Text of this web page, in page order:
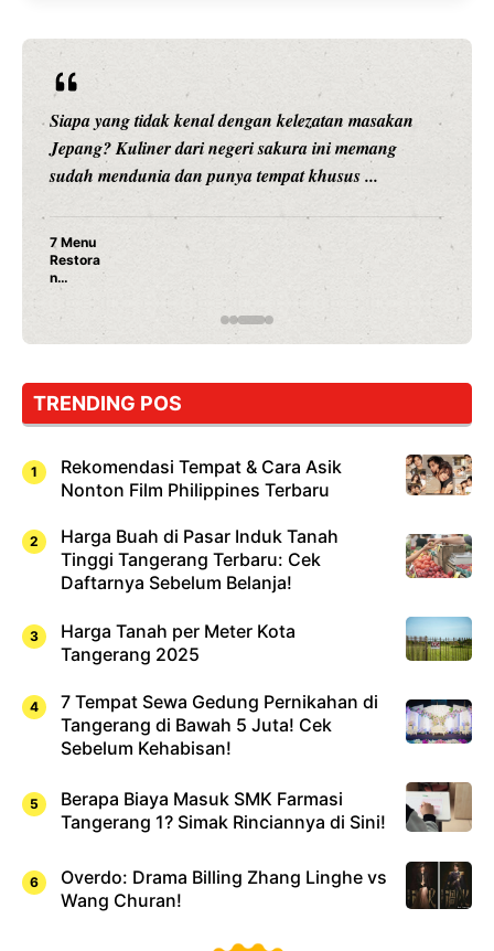
Siapa yang tidak kenal dengan kelezatan masakan
Jepang? Kuliner dari negeri sakura ini memang
sudah mendunia dan punya tempat khusus ...
7 Menu
Restora
n
Jepang
yang
Dicoba,
Cuma
Sushi!
TRENDING POS
Rekomendasi Tempat & Cara Asik
Nonton Film Philippines Terbaru
Harga Buah di Pasar Induk Tanah
Tinggi Tangerang Terbaru: Cek
Daftarnya Sebelum Belanja!
Harga Tanah per Meter Kota
Tangerang 2025
7 Tempat Sewa Gedung Pernikahan di
Tangerang di Bawah 5 Juta! Cek
Sebelum Kehabisan!
Berapa Biaya Masuk SMK Farmasi
Tangerang 1? Simak Rinciannya di Sini!
Overdo: Drama Billing Zhang Linghe vs
Wang Churan!